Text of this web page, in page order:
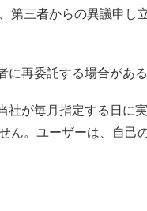
第三者からの異議申し
再委託する場合があ
が毎月指定する日に
ん。ユーザーは、自己